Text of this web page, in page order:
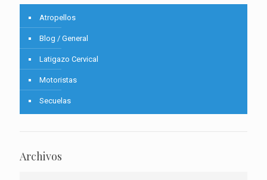
Atropellos
Blog / General
Latigazo Cervical
Motoristas
Secuelas
Archivos